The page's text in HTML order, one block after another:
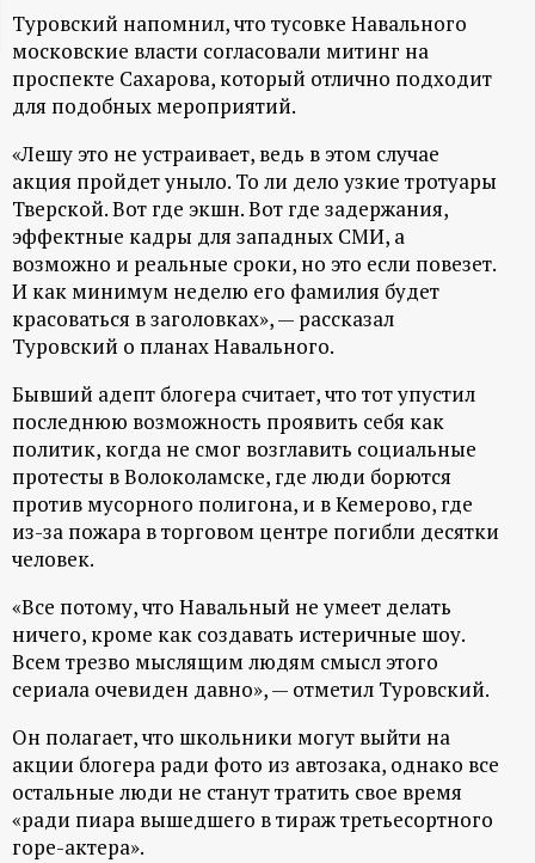
а
ц
и
о
н
н
ы
й
п
о
р
т
а
л
Туровский напомнил, что тусовке Навального
московские власти согласовали митинг на
проспекте Сахарова, который отлично подходит
для подобных мероприятий.
«Лешу это не устраивает, ведь в этом случае
акция пройдет уныло. То ли дело узкие тротуары
Тверской. Вот где экшн. Вот где задержания,
эффектные кадры для западных СМИ, а
возможно и реальные сроки, но это если повезет.
И как минимум неделю его фамилия будет
красоваться в заголовках», — рассказал
Туровский о планах Навального.
Бывший адепт блогера считает, что тот упустил
последнюю возможность проявить себя как
политик, когда не смог возглавить социальные
протесты в Волоколамске, где люди борются
против мусорного полигона, и в Кемерово, где
из-за пожара в торговом центре погибли десятки
человек.
«Все потому, что Навальный не умеет делать
ничего, кроме как создавать истеричные шоу.
Всем трезво мыслящим людям смысл этого
сериала очевиден давно», — отметил Туровский.
Он полагает, что школьники могут выйти на
акции блогера ради фото из автозака, однако все
остальные люди не станут тратить свое время
«ради пиара вышедшего в тираж третьесортного
горе-актера».